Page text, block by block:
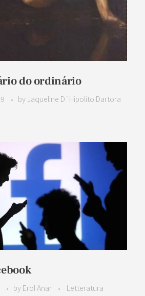
do ordinário
by Jaqueline D`Hipolito Dartora
by Erol Anar Letteratura